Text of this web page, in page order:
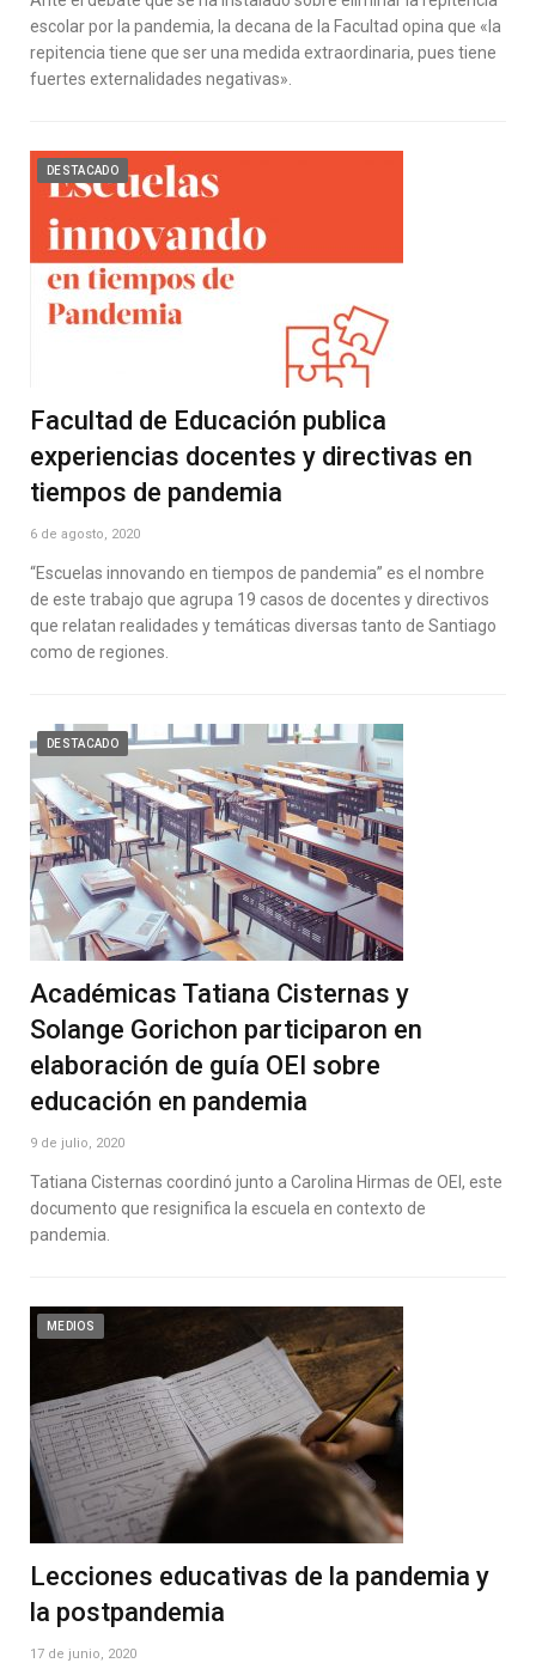
escolar por la pandemia, la decana de la Facultad opina que «la
repitencia tiene que ser una medida extraordinaria, pues tiene
fuertes externalidades negativas».
DESTACADO
Facultad de Educación publica
experiencias docentes y directivas en
tiempos de pandemia
6 de agosto, 2020
“Escuelas innovando en tiempos de pandemia” es el nombre
de este trabajo que agrupa 19 casos de docentes y directivos
que relatan realidades y temáticas diversas tanto de Santiago
como de regiones.
DESTACADO
Académicas Tatiana Cisternas y
Solange Gorichon participaron en
elaboración de guía OEI sobre
educación en pandemia
9 de julio, 2020
Tatiana Cisternas coordinó junto a Carolina Hirmas de OEI, este
documento que resignifica la escuela en contexto de
pandemia.
MEDIOS
Lecciones educativas de la pandemia y
la postpandemia
17 de junio, 2020